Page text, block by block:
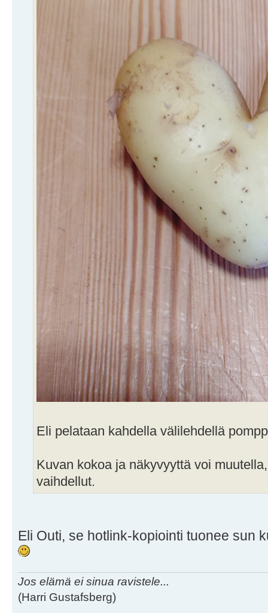
Eli pelataan kahdella välilehdellä
Kuvan kokoa ja näkyvyyttä voi
vaihdellut.
Eli Outi, se hotlink-kopiointi tuonee sun
Jos elämä ei sinua ravistele...
(Harri Gustafsberg)